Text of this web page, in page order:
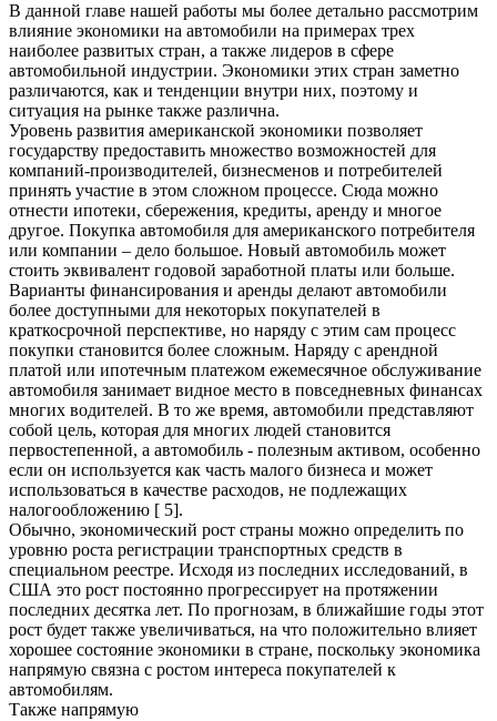
В данной главе нашей работы мы более детально рассмотрим
влияние экономики на автомобили на примерах трех
наиболее развитых стран, а также лидеров в сфере
автомобильной индустрии. Экономики этих стран заметно
различаются, как и тенденции внутри них, поэтому и
ситуация на рынке также различна.
Уровень развития американской экономики позволяет
государству предоставить множество возможностей для
компаний-производителей, бизнесменов и потребителей
принять участие в этом сложном процессе. Сюда можно
отнести ипотеки, сбережения, кредиты, аренду и многое
другое. Покупка автомобиля для американского потребителя
или компании – дело большое. Новый автомобиль может
стоить эквивалент годовой заработной платы или больше.
Варианты финансирования и аренды делают автомобили
более доступными для некоторых покупателей в
краткосрочной перспективе, но наряду с этим сам процесс
покупки становится более сложным. Наряду с арендной
платой или ипотечным платежом ежемесячное обслуживание
автомобиля занимает видное место в повседневных финансах
многих водителей. В то же время, автомобили представляют
собой цель, которая для многих людей становится
первостепенной, а автомобиль - полезным активом, особенно
если он используется как часть малого бизнеса и может
использоваться в качестве расходов, не подлежащих
налогообложению [ 5].
Обычно, экономический рост страны можно определить по
уровню роста регистрации транспортных средств в
специальном реестре. Исходя из последних исследований, в
США это рост постоянно прогрессирует на протяжении
последних десятка лет. По прогнозам, в ближайшие годы этот
рост будет также увеличиваться, на что положительно влияет
хорошее состояние экономики в стране, поскольку экономика
напрямую связна с ростом интереса покупателей к
автомобилям.
Также напрямую